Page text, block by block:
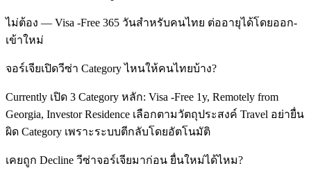
ไม่ต้อง — Visa -Free 365 วันสำหรับคนไทย ต่ออายุได้โดยออก-
เข้าใหม่
จอร์เจียเปิดวีซ่า Category ไหนให้คนไทยบ้าง?
Currently เปิด 3 Category หลัก: Visa -Free 1y, Remotely from
Georgia, Investor Residence เลือกตามวัตถุประสงค์ Travel อย่ายื่น
ผิด Category เพราะระบบตีกลับโดยอัตโนมัติ
เคยถูก Decline วีซ่าจอร์เจียมาก่อน ยื่นใหม่ได้ไหม?